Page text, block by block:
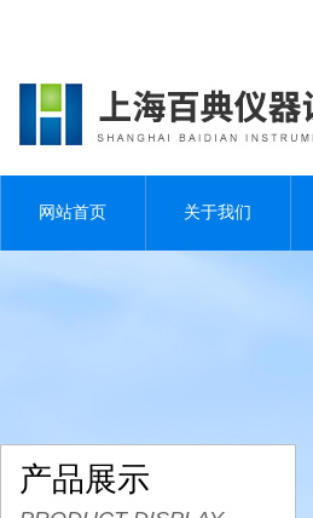
网站首页 关于我们
产品展示